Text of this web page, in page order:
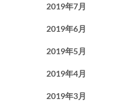
2019年7月
2019年6月
2019年5月
2019年4月
2019年3月